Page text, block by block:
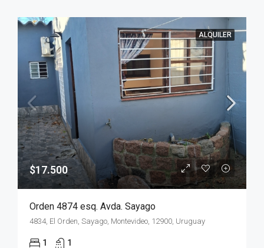
ALQUILER
$17.500
Orden 4874 esq. Avda. Sayago
4834, El Orden, Sayago, Montevideo, 12900, Uruguay
1 1